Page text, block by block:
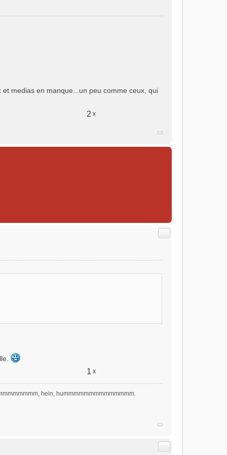
medias en manque...un peu comme ceux, qui
2 x
Citer
1 x
hein, hummmmmmmmmmmmmm.
Citer